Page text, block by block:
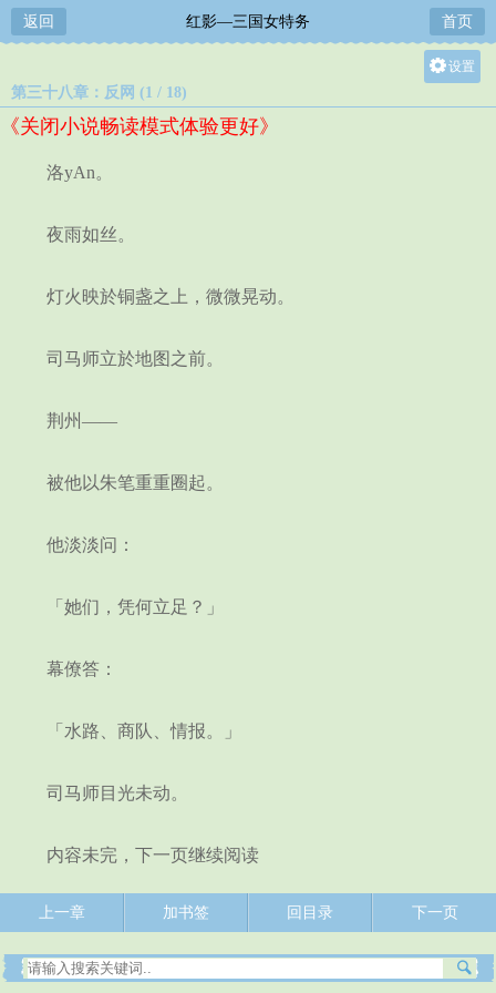
返回 红影—三国女特务 首页
设置
第三十八章：反网 (1 / 18)
《关闭小说畅读模式体验更好》
洛yAn。
夜雨如丝。
灯火映於铜盏之上，微微晃动。
司马师立於地图之前。
荆州——
被他以朱笔重重圈起。
他淡淡问：
「她们，凭何立足？」
幕僚答：
「水路、商队、情报。」
司马师目光未动。
内容未完，下一页继续阅读
上一章 加书签 回目录 下一页